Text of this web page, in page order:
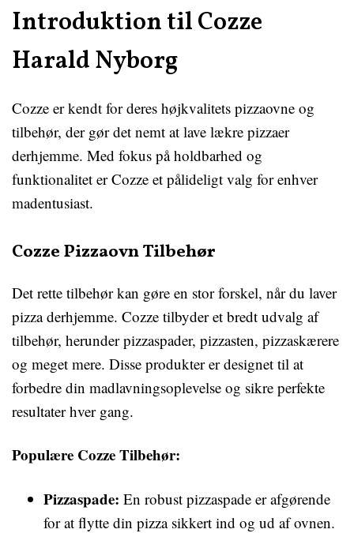
Introduktion til Cozze
Harald Nyborg
Cozze er kendt for deres højkvalitets pizzaovne og
tilbehør, der gør det nemt at lave lækre pizzaer
derhjemme. Med fokus på holdbarhed og
funktionalitet er Cozze et pålideligt valg for enhver
madentusiast.
Cozze Pizzaovn Tilbehør
Det rette tilbehør kan gøre en stor forskel, når du laver
pizza derhjemme. Cozze tilbyder et bredt udvalg af
tilbehør, herunder pizzaspader, pizzasten, pizzaskærere
og meget mere. Disse produkter er designet til at
forbedre din madlavningsoplevelse og sikre perfekte
resultater hver gang.
Populære Cozze Tilbehør:
Pizzaspade: En robust pizzaspade er afgørende
for at flytte din pizza sikkert ind og ud af ovnen.